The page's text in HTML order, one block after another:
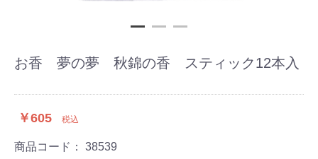
お香 夢の夢 秋錦の香 スティック12本入
￥605 税込
商品コード： 38539